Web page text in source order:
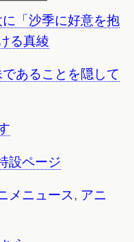
に「沙季に好意を抱
る真綾
あることを隠して
設ページ
メニュース, アニ